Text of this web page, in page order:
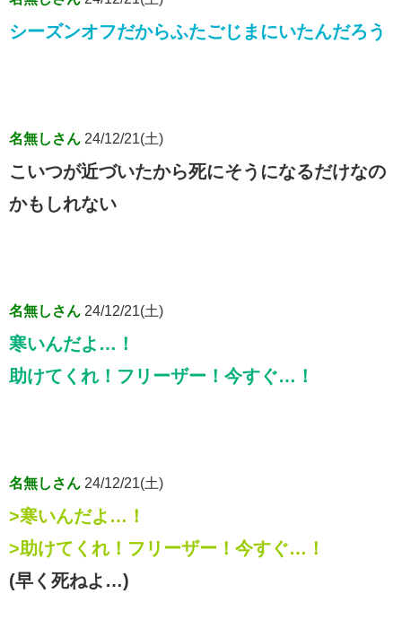
シーズンオフだからふたごじまにいたんだろう
名無しさん 24/12/21(土)
こいつが近づいたから死にそうになるだけなの
かもしれない
名無しさん 24/12/21(土)
寒いんだよ…！
助けてくれ！フリーザー！今すぐ…！
名無しさん 24/12/21(土)
>寒いんだよ…！
>助けてくれ！フリーザー！今すぐ…！
(早く死ねよ…)